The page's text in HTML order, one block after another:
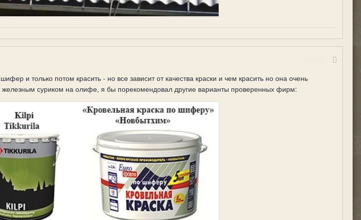
и только потом красить - но все зависит от качества краски и чем красить но она очень
железным суриком на олифе, я бы порекомендовал другие варианты проверенных фирм: